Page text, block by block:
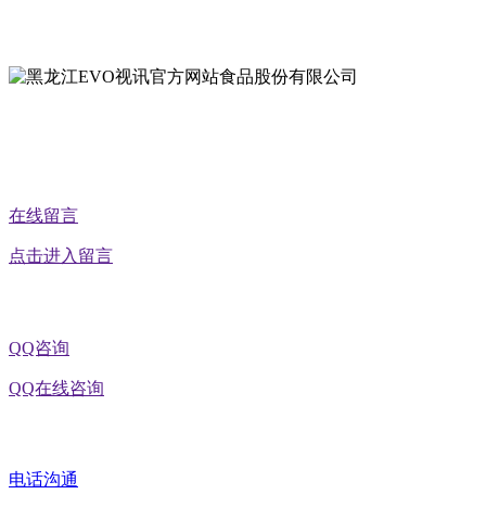
在线留言
点击进入留言
QQ咨询
QQ在线咨询
电话沟通